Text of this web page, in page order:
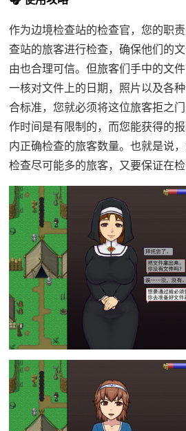
作为边境检查站的检查官，您的职
查站的旅客进行检查，确保他们的
由也合理可信。但旅客们手中的文
一核对文件上的日期，照片以及各
合标准，您就必须将这位旅客拒之
作时间是有限制的，而您能获得的
内正确检查的旅客数量。也就是说
检查尽可能多的旅客，又要保证在检